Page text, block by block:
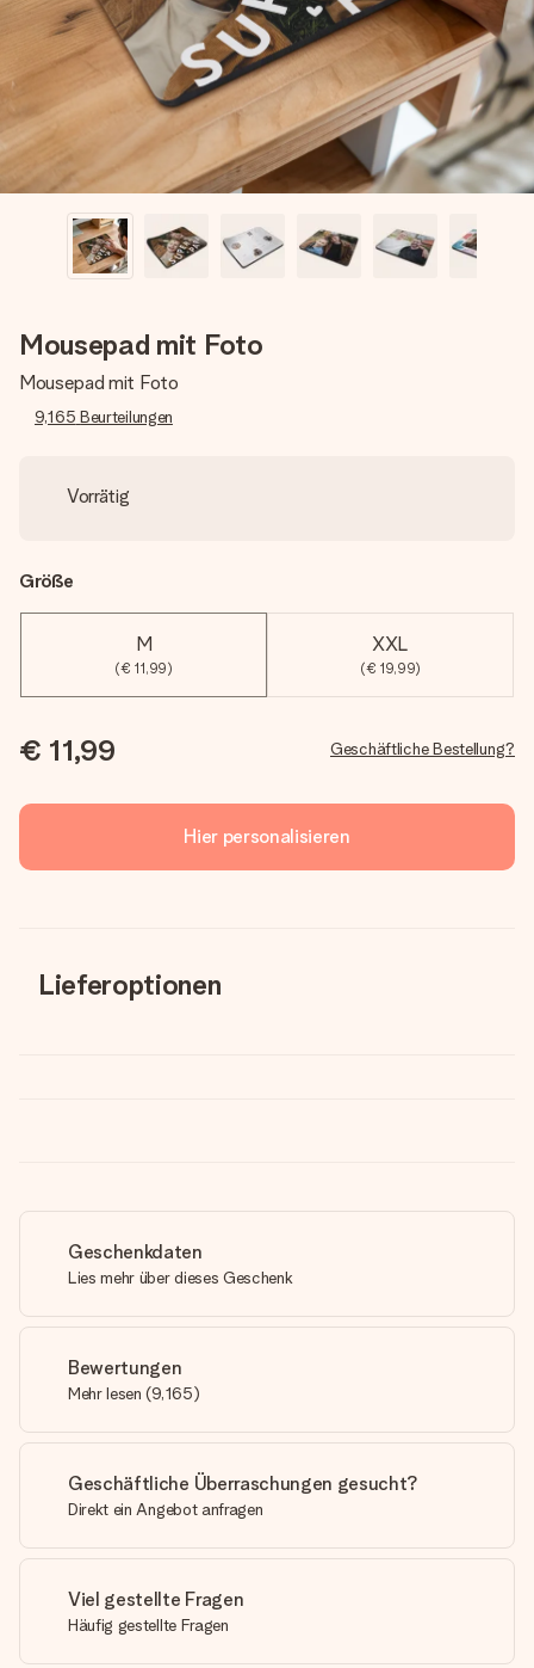
Erstelle etwas Einzigartiges in wenigen Schritten – mit
ihrem Namen, deinem Foto oder einer Nachricht von
Herzen. Kein Stress, nur pure Liebe für den perfekten
Moment.
Mousepad mit Foto
Mousepad mit Foto
9,165 Beurteilungen
Vorrätig
Größe
M
(€ 11,99)
XXL
(€ 19,99)
€ 11,99 Geschäftliche Bestellung?
Hier personalisieren
Lieferoptionen
Geschenkdaten
Lies mehr über dieses Geschenk
Bewertungen
Mehr lesen (9,165)
Geschäftliche Überraschungen gesucht?
Direkt ein Angebot anfragen
Viel gestellte Fragen
Häufig gestellte Fragen